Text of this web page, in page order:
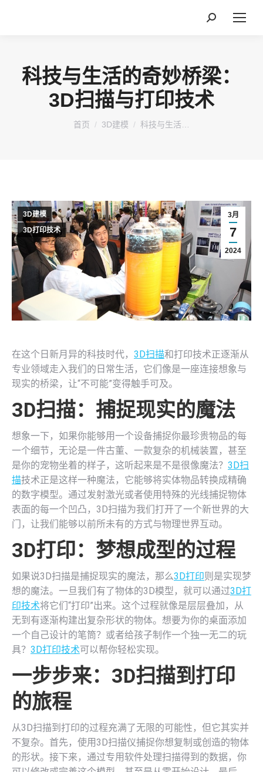
搜
科技与生活的奇妙桥梁：
3D扫描与打印技术
您在这里：
首页 3D建模 科技与生活…
3月
7
2024
3D建模
3D打印技术
在这个日新月异的科技时代， 3D扫描和打印技术正逐渐从
专业领域走入我们的日常生活，它们像是一座连接想象与
现实的桥梁，让“不可能”变得触手可及。
3D扫描：捕捉现实的魔法
想象一下，如果你能够用一个设备捕捉你最珍贵物品的每
一个细节，无论是一件古董、一款复杂的机械装置，甚至
是你的宠物坐着的样子，这听起来是不是很像魔法？ 3D扫
描技术正是这样一种魔法，它能够将实体物品转换成精确
的数字模型。通过发射激光或者使用特殊的光线捕捉物体
表面的每一个凹凸，3D扫描为我们打开了一个新世界的大
门，让我们能够以前所未有的方式与物理世界互动。
3D打印：梦想成型的过程
如果说3D扫描是捕捉现实的魔法，那么3D打印则是实现梦
想的魔法。一旦我们有了物体的3D模型，就可以通过3D打
印技术将它们“打印”出来。这个过程就像是层层叠加，从
无到有逐渐构建出复杂形状的物体。想要为你的桌面添加
一个自己设计的笔筒？或者给孩子制作一个独一无二的玩
具？ 3D打印技术可以帮你轻松实现。
一步步来：3D扫描到打印
的旅程
从3D扫描到打印的过程充满了无限的可能性，但它其实并
不复杂。首先，使用3D扫描仪捕捉你想复制或创造的物体
的形状。接下来，通过专用软件处理扫描得到的数据，你